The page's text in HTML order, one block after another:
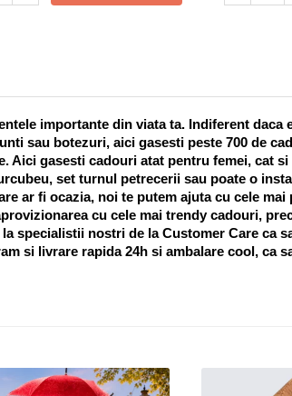
importante din viata ta. Indiferent daca
sau botezuri, aici gasesti peste 700 de
Aici gasesti cadouri atat pentru femei, cat
set turnul petrecerii sau poate o
ar fi ocazia, noi te putem ajuta cu cele
cu cele mai trendy cadouri,
specialistii nostri de la Customer Care ca
si livrare rapida 24h si ambalare cool, ca